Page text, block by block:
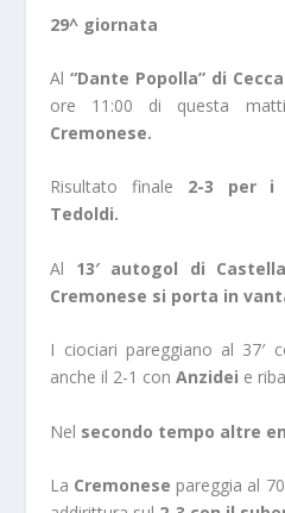
29^ giornata
Al“Dante Popolla” di
ore 11:00 di questa
Cremonese.
Risultato finale 2-3 per i
Tedoldi.
Al 13′ autogol di
Cremonese si porta in
I ciociari pareggiano al 37′
anche il 2-1 con Anzidei e
Nel secondo tempo altre
La Cremonese pareggia al